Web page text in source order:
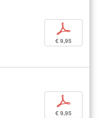
p
€ 9,95
p
€ 9,95